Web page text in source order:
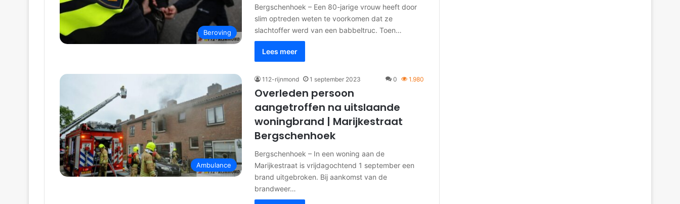
Beroving
Bergschenhoek – Een 80-jarige vrouw heeft door
slim optreden weten te voorkomen dat ze
slachtoffer werd van een babbeltruc. Toen…
Lees meer
Ambulance
112-rijnmond 1 september 2023 0 1.980
Overleden persoon
aangetroffen na uitslaande
woningbrand | Marijkestraat
Bergschenhoek
Bergschenhoek – In een woning aan de
Marijkestraat is vrijdagochtend 1 september een
brand uitgebroken. Bij aankomst van de
brandweer…